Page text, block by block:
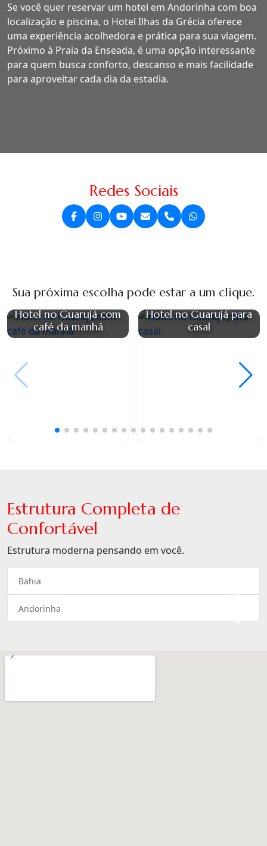
Se você quer reservar um hotel em Andorinha com boa
localização e piscina, o Hotel Ilhas da Grécia oferece
uma experiência acolhedora e prática para sua viagem.
Próximo à Praia da Enseada, é uma opção interessante
para quem busca conforto, descanso e mais facilidade
para aproveitar cada dia da estadia.
Redes Sociais
Sua próxima escolha pode estar a um clique.
Hotel no Guarujá com
café da manhã
Hotel no Guarujá para
casal
Estrutura Completa de
Confortável
Estrutura moderna pensando em você.
×
Bahia
×
Andorinha